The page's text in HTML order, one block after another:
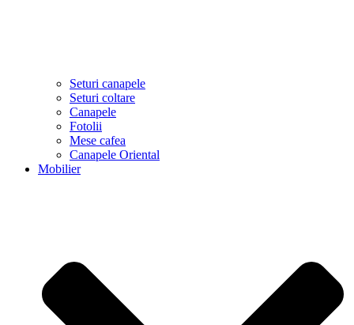
Seturi canapele
Seturi coltare
Canapele
Fotolii
Mese cafea
Canapele Oriental
Mobilier